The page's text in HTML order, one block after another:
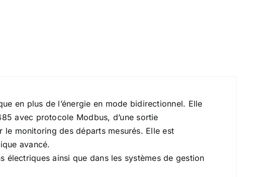
en plus de l’énergie en mode bidirectionnel. Elle
avec protocole Modbus, d’une sortie
monitoring des départs mesurés. Elle est
avancé.
électriques ainsi que dans les systèmes de gestion